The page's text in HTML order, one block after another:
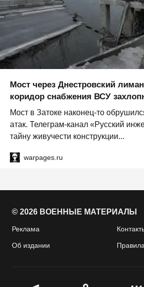
Мост через Днестровский
коридор снабжения ВСУ
Мост в Затоке наконец-то
атак. Телеграм-канал «Русский
тайну живучести конструкции...
warpages.ru
© 2026 ВОЕННЫЕ МАТЕРИАЛЫ
Реклама
Об издании Правила